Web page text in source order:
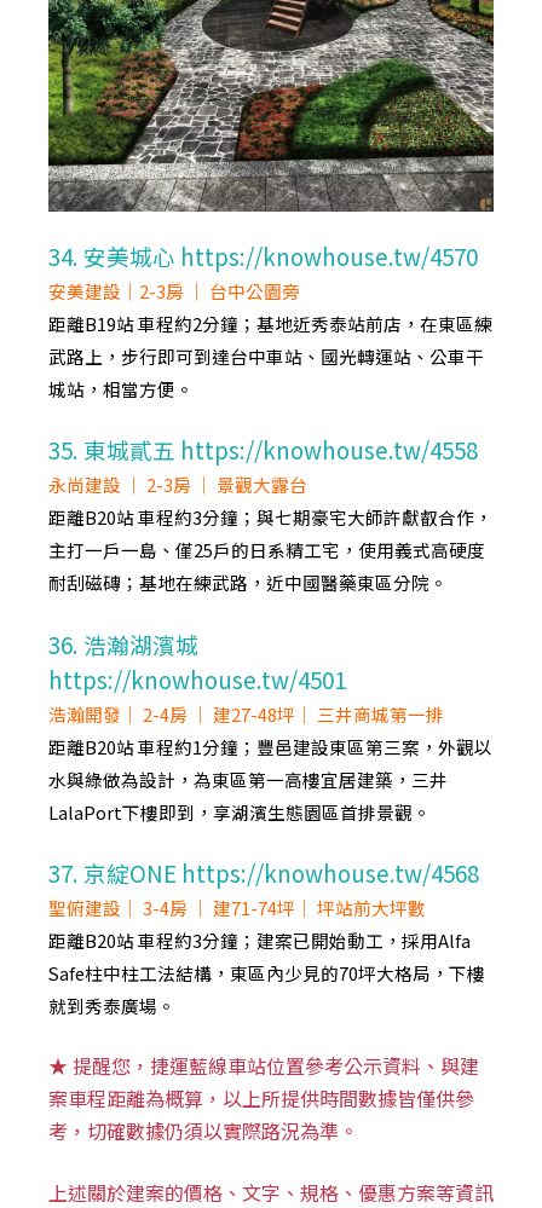
34. 安美城心 https://knowhouse.tw/4570
安美建設｜2-3房 ｜ 台中公園旁
距離B19站 車程約2分鐘；基地近秀泰站前店，在東區練
武路上，步行即可到達台中車站、國光轉運站、公車干
城站，相當方便。
35. 東城貳五 https://knowhouse.tw/4558
永尚建設 ｜ 2-3房 ｜ 景觀大露台
距離B20站 車程約3分鐘；與七期豪宅大師許獻叡合作，
主打一戶一島、僅25戶的日系精工宅，使用義式高硬度
耐刮磁磚；基地在練武路，近中國醫藥東區分院。
36. 浩瀚湖濱城
https://knowhouse.tw/4501
浩瀚開發｜ 2-4房 ｜ 建27-48坪｜ 三井商城第一排
距離B20站 車程約1分鐘；豐邑建設東區第三案，外觀以
水與綠做為設計，為東區第一高樓宜居建築，三井
LalaPort下樓即到，享湖濱生態園區首排景觀。
37. 京綻ONE https://knowhouse.tw/4568
聖俯建設｜ 3-4房 ｜ 建71-74坪｜ 坪站前大坪數
距離B20站 車程約3分鐘；建案已開始動工，採用Alfa
Safe柱中柱工法結構，東區內少見的70坪大格局，下樓
就到秀泰廣場。
★ 提醒您，捷運藍線車站位置參考公示資料、與建
案車程距離為概算，以上所提供時間數據皆僅供參
考，切確數據仍須以實際路況為準。
上述關於建案的價格、文字、規格、優惠方案等資訊